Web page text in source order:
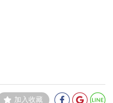
加入收藏